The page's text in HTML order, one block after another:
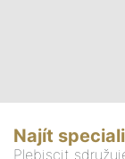
Najít
Plebiscit